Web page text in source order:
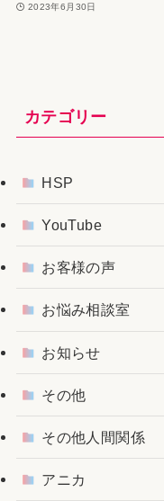
2023年6月30日
カテゴリー
HSP
YouTube
お客様の声
お悩み相談室
お知らせ
その他
その他人間関係
アニカ